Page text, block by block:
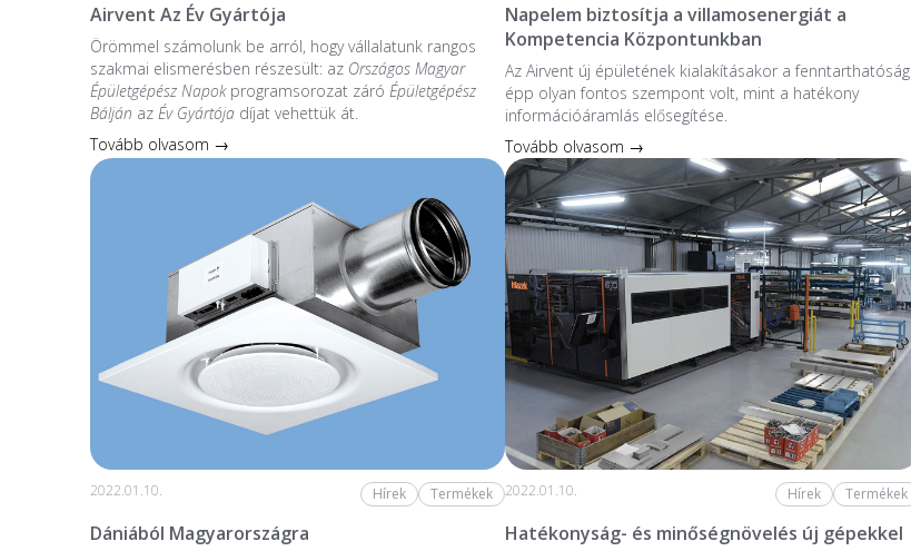
Airvent Az Év Gyártója
Örömmel számolunk be arról, hogy vállalatunk rangos
szakmai elismerésben részesült: az Országos Magyar
Épületgépész Napokprogramsorozat záró Épületgépész
Bálján az Év Gyártójadíjat vehettük át.
Tovább olvasom →
Napelem biztosítja a villamosenergiát a
Kompetencia Központunkban
Az Airvent új épületének kialakításakor a fenntarthatóság
épp olyan fontos szempont volt, mint a hatékony
információáramlás elősegítése.
Tovább olvasom →
2022.01.10. Hírek Termékek
Dániából Magyarországra
2022.01.10. Hírek Termékek
Hatékonyság- és minőségnövelés új gépekkel